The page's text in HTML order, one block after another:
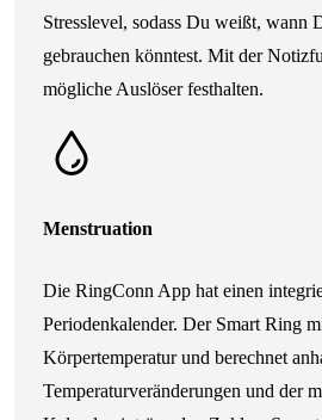
Stresslevel, sodass Du weißt, wann
gebrauchen könntest. Mit der
mögliche Auslöser festhalten.
Menstruation
Die RingConn App hat einen
Periodenkalender. Der Smart Ring
Körpertemperatur und berechnet
Temperaturveränderungen und der